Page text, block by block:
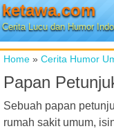
ketawa.com
Cerita Lucu dan Humor
Home » Cerita Humor
Papan
Sebuah papan
rumah sakit umum,